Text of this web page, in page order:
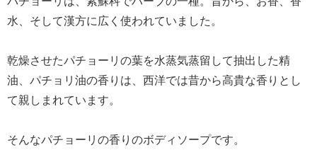
水、そして漢方に広く使われていました。
乾燥させたパチョーリの葉を水蒸気蒸留して抽出した精
油、パチョリ油の香りは、西洋では昔から高貴な香りとし
て親しまれています。
そんなパチョーリの香りのボディソープです。